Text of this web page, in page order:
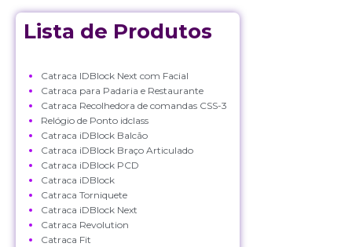
Lista de Produtos
Catraca IDBlock Next com Facial
Catraca para Padaria e Restaurante
Catraca Recolhedora de comandas CSS-3
Relógio de Ponto idclass
Catraca iDBlock Balcão
Catraca iDBlock Braço Articulado
Catraca iDBlock PCD
Catraca iDBlock
Catraca Torniquete
Catraca iDBlock Next
Catraca Revolution
Catraca Fit